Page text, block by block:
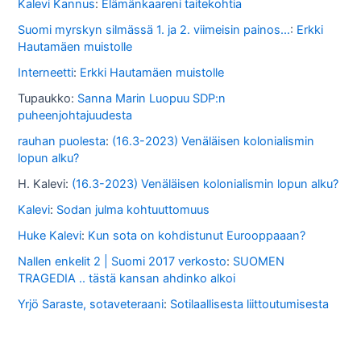
o
s
s
a
Kalevi Kannus: Elämänkaareni taitekohtia
Suomi myrskyn silmässä 1. ja 2. viimeisin painos...: Erkki
Hautamäen muistolle
Interneetti: Erkki Hautamäen muistolle
Tupaukko: Sanna Marin Luopuu SDP:n
puheenjohtajuudesta
rauhan puolesta: (16.3-2023) Venäläisen kolonialismin
lopun alku?
H. Kalevi: (16.3-2023) Venäläisen kolonialismin lopun alku?
Kalevi: Sodan julma kohtuuttomuus
Huke Kalevi: Kun sota on kohdistunut Eurooppaaan?
Nallen enkelit 2 | Suomi 2017 verkosto: SUOMEN
TRAGEDIA .. tästä kansan ahdinko alkoi
Yrjö Saraste, sotaveteraani: Sotilaallisesta liittoutumisesta